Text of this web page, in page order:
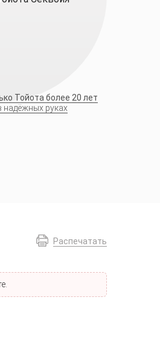
Тойота более 20 лет
руках
Распечатать